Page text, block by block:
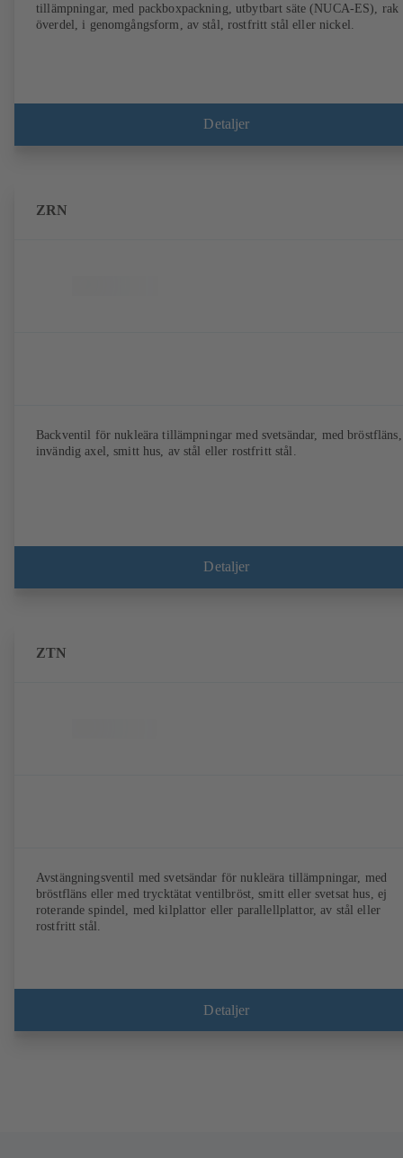
tillämpningar, med packboxpackning, utbytbart säte (NUCA-ES), rak
överdel, i genomgångsform, av stål, rostfritt stål eller nickel.
Detaljer
ZRN
Backventil för nukleära tillämpningar med svetsändar, med bröstfläns,
invändig axel, smitt hus, av stål eller rostfritt stål.
Detaljer
ZTN
Avstängningsventil med svetsändar för nukleära tillämpningar, med
bröstfläns eller med trycktätat ventilbröst, smitt eller svetsat hus, ej
roterande spindel, med kilplattor eller parallellplattor, av stål eller
rostfritt stål.
Detaljer